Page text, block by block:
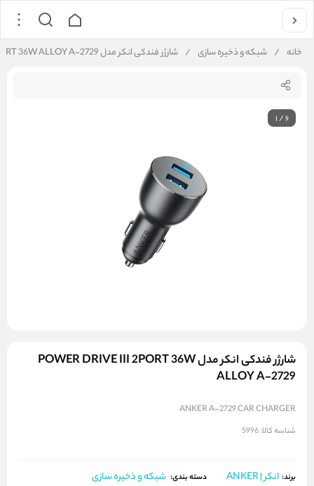
خانه / شبکه و ذخیره سازی / شارژر فندکی انکر مدل POWER DRIVE III 2PORT 36W ALLOY A-2729
1/6
شارژر فندکی انکر مدل POWER DRIVE III 2PORT 36W
ALLOY A-2729
ANKER A-2729 CAR CHARGER
شناسه کالا:5996
برند: انکر | ANKER دسته بندی: شبکه و ذخیره سازی